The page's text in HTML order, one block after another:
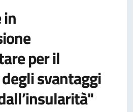
per il
svantaggi